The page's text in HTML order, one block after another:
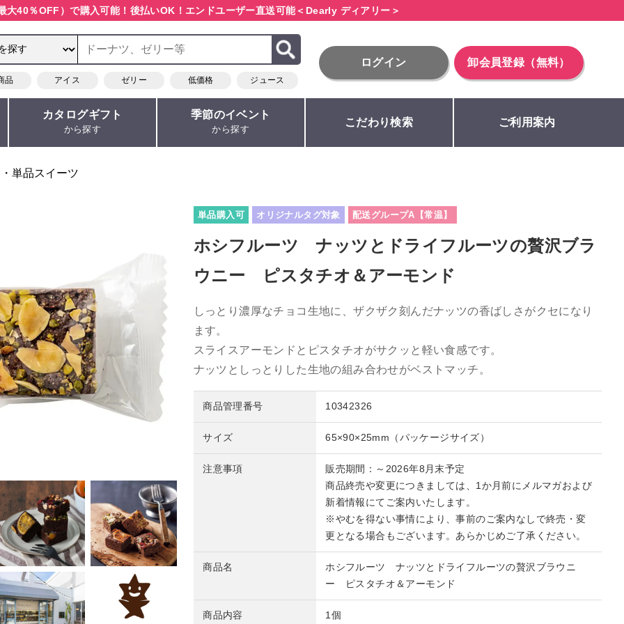
大40％OFF）で購入可能！ 後払いOK！エンドユーザー直送可能＜Dearly ディアリー＞
品 アイス ゼリー 低価格 ジュース
ログイン 卸会員登録（無料）
カタログギフト
から探す
季節のイベント
から探す
こだわり検索 ご利用案内
単品スイーツ
単品購入可 オリジナルタグ対象 配送グループA【常温】
ホシフルーツ ナッツとドライフルーツの贅沢ブラ
ウニー ピスタチオ＆アーモンド
しっとり濃厚なチョコ生地に、ザクザク刻んだナッツの香ばしさがクセになり
ます。
スライスアーモンドとピスタチオがサクッと軽い食感です。
ナッツとしっとりした生地の組み合わせがベストマッチ。
商品管理番号 10342326
サイズ 65×90×25mm（パッケージサイズ）
注意事項
販売期間：～2026年8月末予定
商品終売や変更につきましては、1か月前にメルマガおよび
新着情報にてご案内いたします。
※やむを得ない事情により、事前のご案内なしで終売・変
更となる場合もございます。あらかじめご了承ください。
商品名
ホシフルーツ ナッツとドライフルーツの贅沢ブラウニ
ー ピスタチオ＆アーモンド
商品内容 1個